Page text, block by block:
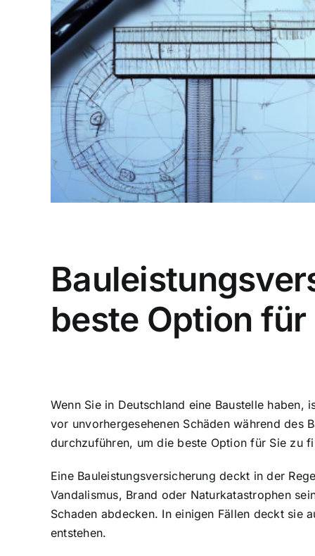
beste Option für
Wenn Sie in Deutschland eine Baustelle
vor unvorhergesehenen Schäden während des
durchzuführen, um die beste Option für Sie zu
Eine Bauleistungsversicherung deckt in der
Vandalismus, Brand oder Naturkatastrophen
Schaden abdecken. In einigen Fällen deckt sie
entstehen.